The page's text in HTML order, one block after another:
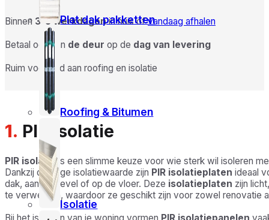
Plat dak pakketten
Roofing & Bitumen
Isolatie
Binnen 3-5 werkdagenin huis ofvandaag afhalen
Betaal ook aan de deur op de dag van levering
Ruim voorraad aan roofing en isolatie
1. PIR Isolatie
PIR isolatieis een slimme keuze voor wie sterk wil isoleren
Dankzij de hoge isolatiewaarde zijn PIR isolatieplaten ideaal
dak, aan de gevel of op de vloer. Deze isolatieplaten zijn
te verwerken, waardoor ze geschikt zijn voor zowel renovatie